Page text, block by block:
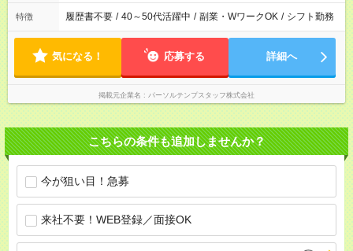
特徴 履歴書不要 / 40～50代活躍中 / 副業・WワークOK / シフト勤務
気になる！ 応募する 詳細へ
掲載元企業名 パーソルテンプスタッフ株式会社
こちらの条件も追加しませんか？
今が狙い目！急募
来社不要！WEB登録／面接OK